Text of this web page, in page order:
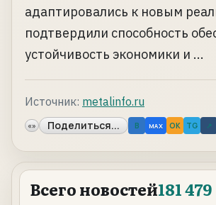
адаптировались к новым
подтвердили способность
устойчивость экономики и ...
Источник: metalinfo.ru
«» Поделиться... B MAX OK TG ↗
Всего новостей181 479